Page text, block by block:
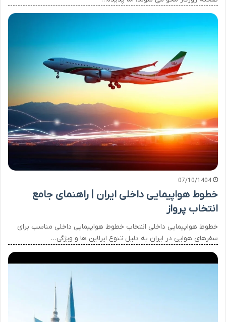
07/10/1404
خطوط هواپیمایی داخلی ایران | راهنمای جامع
انتخاب پرواز
خطوط هواپیمایی داخلی انتخاب خطوط هواپیمایی داخلی مناسب برای
سفرهای هوایی در ایران به دلیل تنوع ایرلاین ها و ویژگی…